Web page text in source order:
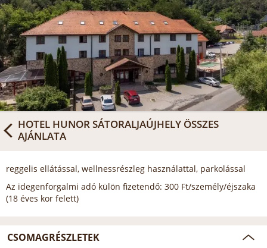
HOTEL HUNOR SÁTORALJAÚJHELY ÖSSZES
AJÁNLATA
reggelis ellátással, wellnessrészleg használattal, parkolással
Az idegenforgalmi adó külön fizetendő: 300 Ft/személy/éjszaka
(18 éves kor felett)
CSOMAGRÉSZLETEK